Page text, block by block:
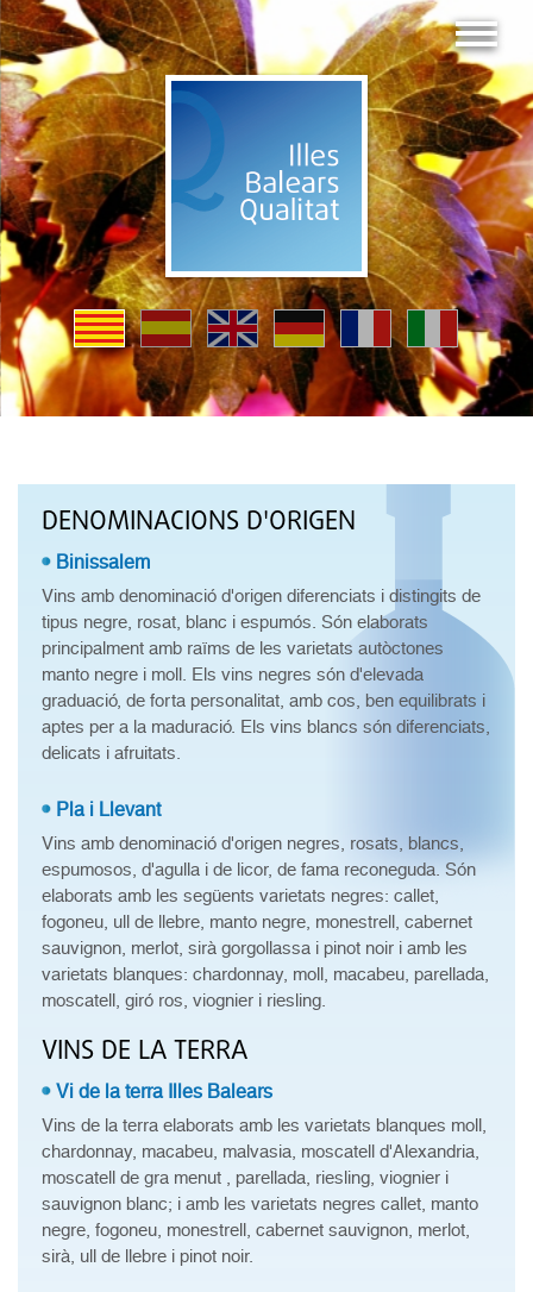
DENOMINACIONS D'ORIGEN
Binissalem
Vins amb denominació d'origen diferenciats i distingits de
tipus negre, rosat, blanc i espumós. Són elaborats
principalment amb raïms de les varietats autòctones
manto negre i moll. Els vins negres són d'elevada
graduació, de forta personalitat, amb cos, ben equilibrats i
aptes per a la maduració. Els vins blancs són diferenciats,
delicats i afruitats.
Pla i Llevant
Vins amb denominació d'origen negres, rosats, blancs,
espumosos, d'agulla i de licor, de fama reconeguda. Són
elaborats amb les següents varietats negres: callet,
fogoneu, ull de llebre, manto negre, monestrell, cabernet
sauvignon, merlot, sirà gorgollassa i pinot noir i amb les
varietats blanques: chardonnay, moll, macabeu, parellada,
moscatell, giró ros, viognier i riesling.
VINS DE LA TERRA
Vi de la terra Illes Balears
Vins de la terra elaborats amb les varietats blanques moll,
chardonnay, macabeu, malvasia, moscatell d'Alexandria,
moscatell de gra menut , parellada, riesling, viognier i
sauvignon blanc; i amb les varietats negres callet, manto
negre, fogoneu, monestrell, cabernet sauvignon, merlot,
sirà, ull de llebre i pinot noir.